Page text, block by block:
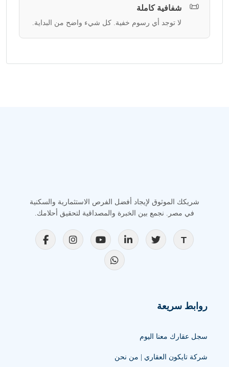
📜 شفافية كاملة
لا توجد أي رسوم خفية. كل شيء واضح من البداية.
شريكك الموثوق لإيجاد أفضل الفرص الاستثمارية والسكنية
في مصر. نجمع بين الخبرة والمصداقية لتحقيق أحلامك.
روابط سريعة
سجل عقارك معنا اليوم
شركة تايكون العقاري | من نحن